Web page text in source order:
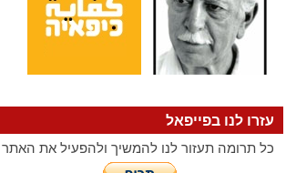
עזרו לנו בפייפאל
כל תרומה תעזור לנו להמשיך ולהפעיל את האתר